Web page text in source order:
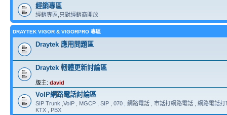
經銷專區
經銷專區,只對經銷商開放
DRAYTEK VIGOR & VIGORPRO 專區
Draytek 應用問題區
Draytek 軔體更新討論區
版主: david
VoIP網路電話討論區
SIP Trunk ,VoIP , MGCP , SIP , 070 , 網路電話 , 市話打網路電話 , 網路電話打
KTX , PBX